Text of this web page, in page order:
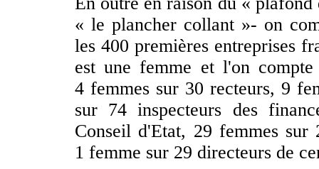
« le plancher collant »- on
les 400 premières entreprises
est une femme et l'on
4 femmes sur 30 recteurs, 9
sur 74 inspecteurs des
Conseil d'Etat, 29 femmes sur
1 femme sur 29 directeurs de